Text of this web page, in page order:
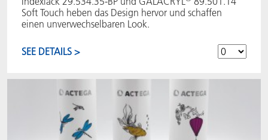
Soft Touch heben das Design hervor und schaffen
einen unverwechselbaren Look.
SEE DETAILS >